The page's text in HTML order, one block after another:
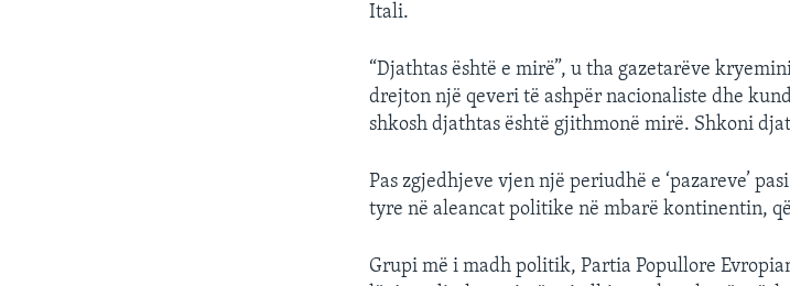
Itali.
“Djathtas është e mirë”, u tha gazetarëve
drejton një qeveri të ashpër nacionaliste dhe
shkosh djathtas është gjithmonë mirë. Shkoni
Pas zgjedhjeve vjen një periudhë e ‘pazareve’
tyre në aleancat politike në mbarë kontinentin,
Grupi më i madh politik, Partia Popullore